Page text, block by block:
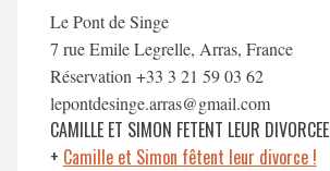
Le Pont de Singe
7 rue Emile Legrelle, Arras, France
Réservation +33 3 21 59 03 62
lepontdesinge.arras@gmail.com
CAMILLE ET SIMON FETENT LEUR
+ Camille et Simon fêtent leur divorce !